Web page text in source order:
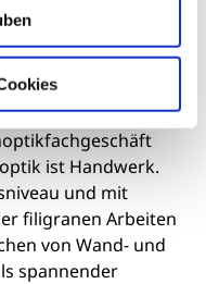
Stahl, Ziegel und
in
erzeugte
erklärt Vogel,
ist Handwerk.
und mit
filigranen Arbeiten
von Wand- und
spannender